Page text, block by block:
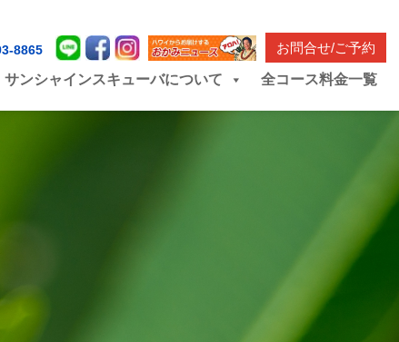
8865 お問合せ/ご予約
サンシャインスキューバについて 全コース料金一覧